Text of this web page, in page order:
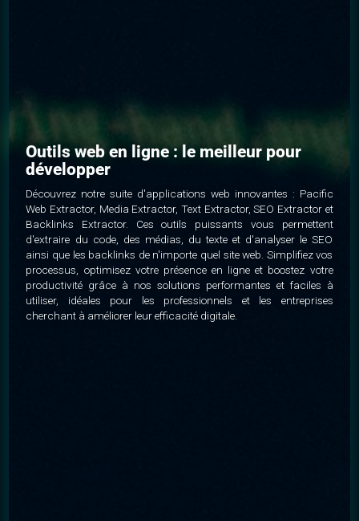
Outils web en ligne : le meilleur pour
développer
Découvrez notre suite d'applications web innovantes : Pacific
Web Extractor, Media Extractor, Text Extractor, SEO Extractor et
Backlinks Extractor. Ces outils puissants vous permettent
d'extraire du code, des médias, du texte et d'analyser le SEO
ainsi que les backlinks de n'importe quel site web. Simplifiez vos
processus, optimisez votre présence en ligne et boostez votre
productivité grâce à nos solutions performantes et faciles à
utiliser, idéales pour les professionnels et les entreprises
cherchant à améliorer leur efficacité digitale.